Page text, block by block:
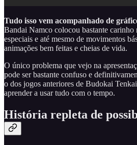
Tudo isso vem acompanhado de
Bandai Namco colocou bastante carinho
especiais e até mesmo de movimentos
animações bem feitas e cheias de vida.
O único problema que vejo na
pode ser bastante confuso e
o dos jogos anteriores de Budokai
aprender a usar tudo com o tempo.
História repleta de